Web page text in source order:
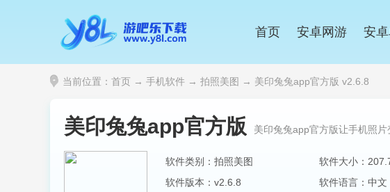
首页 安卓网游 安
当前位置： 首页 → 手机软件 → 拍照美图 → 美印兔兔app官方版 v2.6.8
美印兔兔app官方版 美印兔兔app官方版让手机照
软件类别：拍照美图 软件大小：
软件版本：v2.6.8
软件语言：中文